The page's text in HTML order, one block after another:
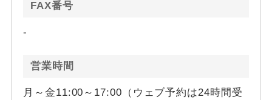
FAX番号
-
営業時間
月～金11:00～17:00（ウェブ予約は24時間受